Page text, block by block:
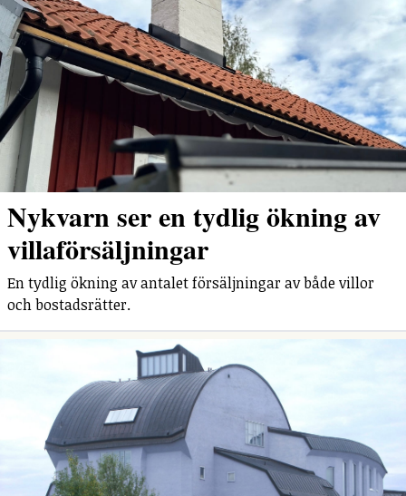
Nykvarn ser en tydlig ökning av
villaförsäljningar
En tydlig ökning av antalet försäljningar av både villor
och bostadsrätter.